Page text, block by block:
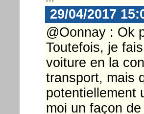
29/04/2017
@Oonnay : Ok
Toutefois, je
voiture en la
transport, mais
potentiellement
moi un façon